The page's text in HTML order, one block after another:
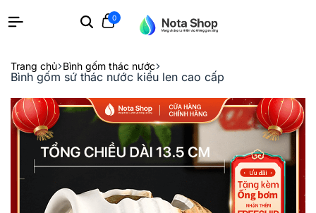
Search
0
Cart
Trang chủ Bình gốm thác nước
Bình gốm sứ thác nước kiểu len cao cấp